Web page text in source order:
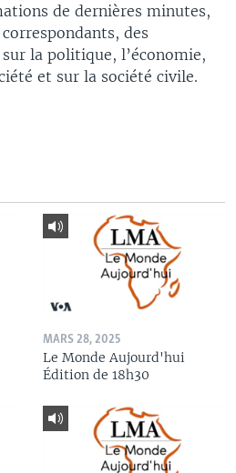
de dernières minutes,
des
la politique, l’économie,
et sur la société civile.
MARS 28, 2025
Le Monde Aujourd'hui
Édition de 18h30